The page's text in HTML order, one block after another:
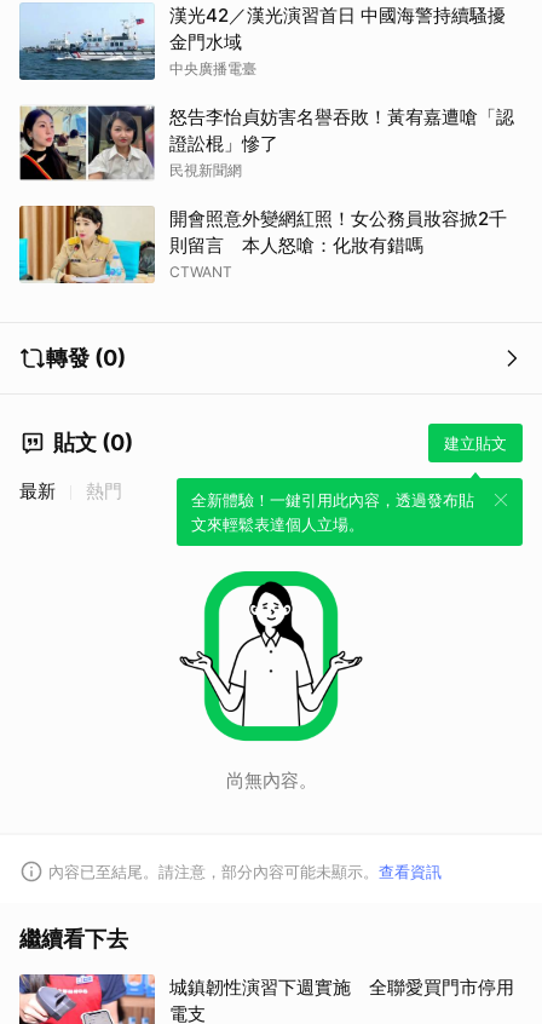
漢光42／漢光演習首日 中國海警持續騷擾
金門水域
中央廣播電臺
怒告李怡貞妨害名譽吞敗！黃宥嘉遭嗆「認
證訟棍」慘了
民視新聞網
開會照意外變網紅照！女公務員妝容掀2千
則留言 本人怒嗆：化妝有錯嗎
CTWANT
轉發 (0)
貼文 (0) 建立貼文
全新體驗！一鍵引用此內容，透過發布貼
文來輕鬆表達個人立場。
最新 熱門
尚無內容。
內容已至結尾。請注意，部分內容可能未顯示。 查看資訊
繼續看下去
城鎮韌性演習下週實施 全聯愛買門市停用
電支